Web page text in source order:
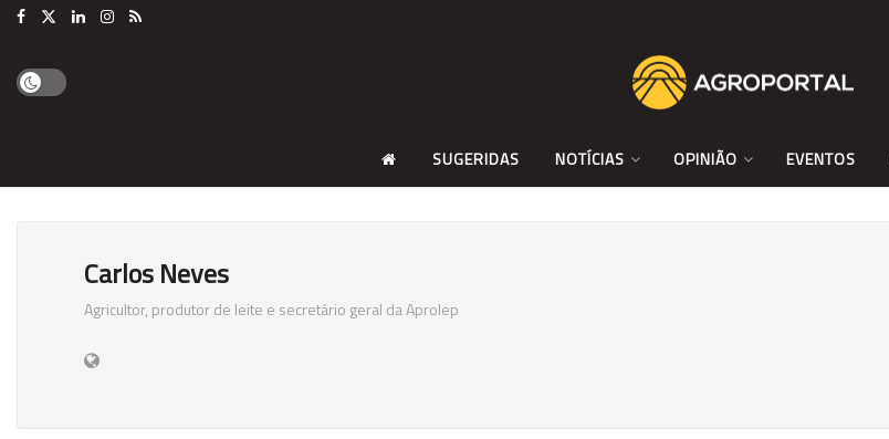
SUGERIDAS NOTÍCIAS OPINIÃO EVENTOS
Carlos Neves
Agricultor, produtor de leite e secretário geral da Aprolep